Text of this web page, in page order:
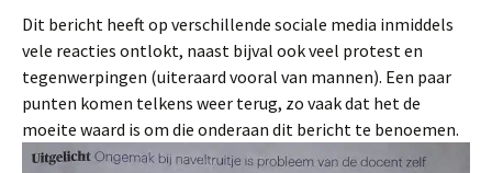
Dit bericht heeft op verschillende sociale media inmiddels
vele reacties ontlokt, naast bijval ook veel protest en
tegenwerpingen (uiteraard vooral van mannen). Een paar
punten komen telkens weer terug, zo vaak dat het de
moeite waard is om die onderaan dit bericht te benoemen.